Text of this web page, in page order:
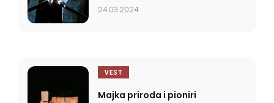
24.03.2024
VEST
Majka priroda i pioniri